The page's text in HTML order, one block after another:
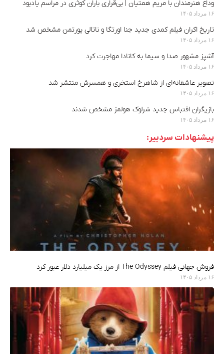
وداع هنرمندان با مریم همتیان | بی‌قراری باران کوثری در مراسم یادبود
۱۶ مرداد ۱۴۰۵
تاریخ اکران فیلم کمدی جدید جنا اورتگا و ناتالی پورتمن مشخص شد
۱۶ مرداد ۱۴۰۵
آشپز مشهور صدا و سیما به کانادا مهاجرت کرد
۱۶ مرداد ۱۴۰۵
تصویر عاشقانه‌ای از شاهرخ استخری و همسرش منتشر شد
۱۶ مرداد ۱۴۰۵
بازیگران اقتباس جدید شرلوک هولمز مشخص شدند
۱۶ مرداد ۱۴۰۵
پیشنهادات سردبیر:
فروش جهانی فیلم The Odyssey از مرز یک میلیارد دلار عبور کرد
۱۶ مرداد ۱۴۰۵